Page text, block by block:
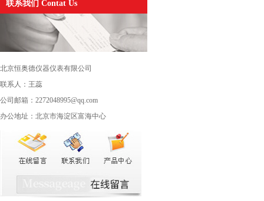
联系我们 Contat Us
北京恒奥德仪器仪表有限公司
联系人：王蕊
公司邮箱：2272048995@qq.com
办公地址：北京市海淀区富海中心